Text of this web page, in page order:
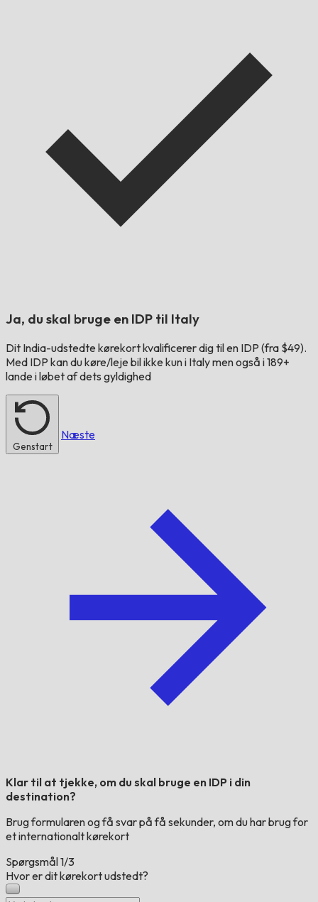
Ja, du skal bruge en IDP til Italy
Dit India-udstedte kørekort kvalificerer dig til en IDP (fra $49).
Med IDP kan du køre/leje bil ikke kun i Italymen også i 189+
lande i løbet af dets gyldighed
Genstart
Næste
Klar til at tjekke, om du skal bruge en IDP i din
destination?
Brug formularen og få svar på få sekunder, om du har brug for
et internationalt kørekort
Spørgsmål1/3
Hvor er dit kørekort udstedt?